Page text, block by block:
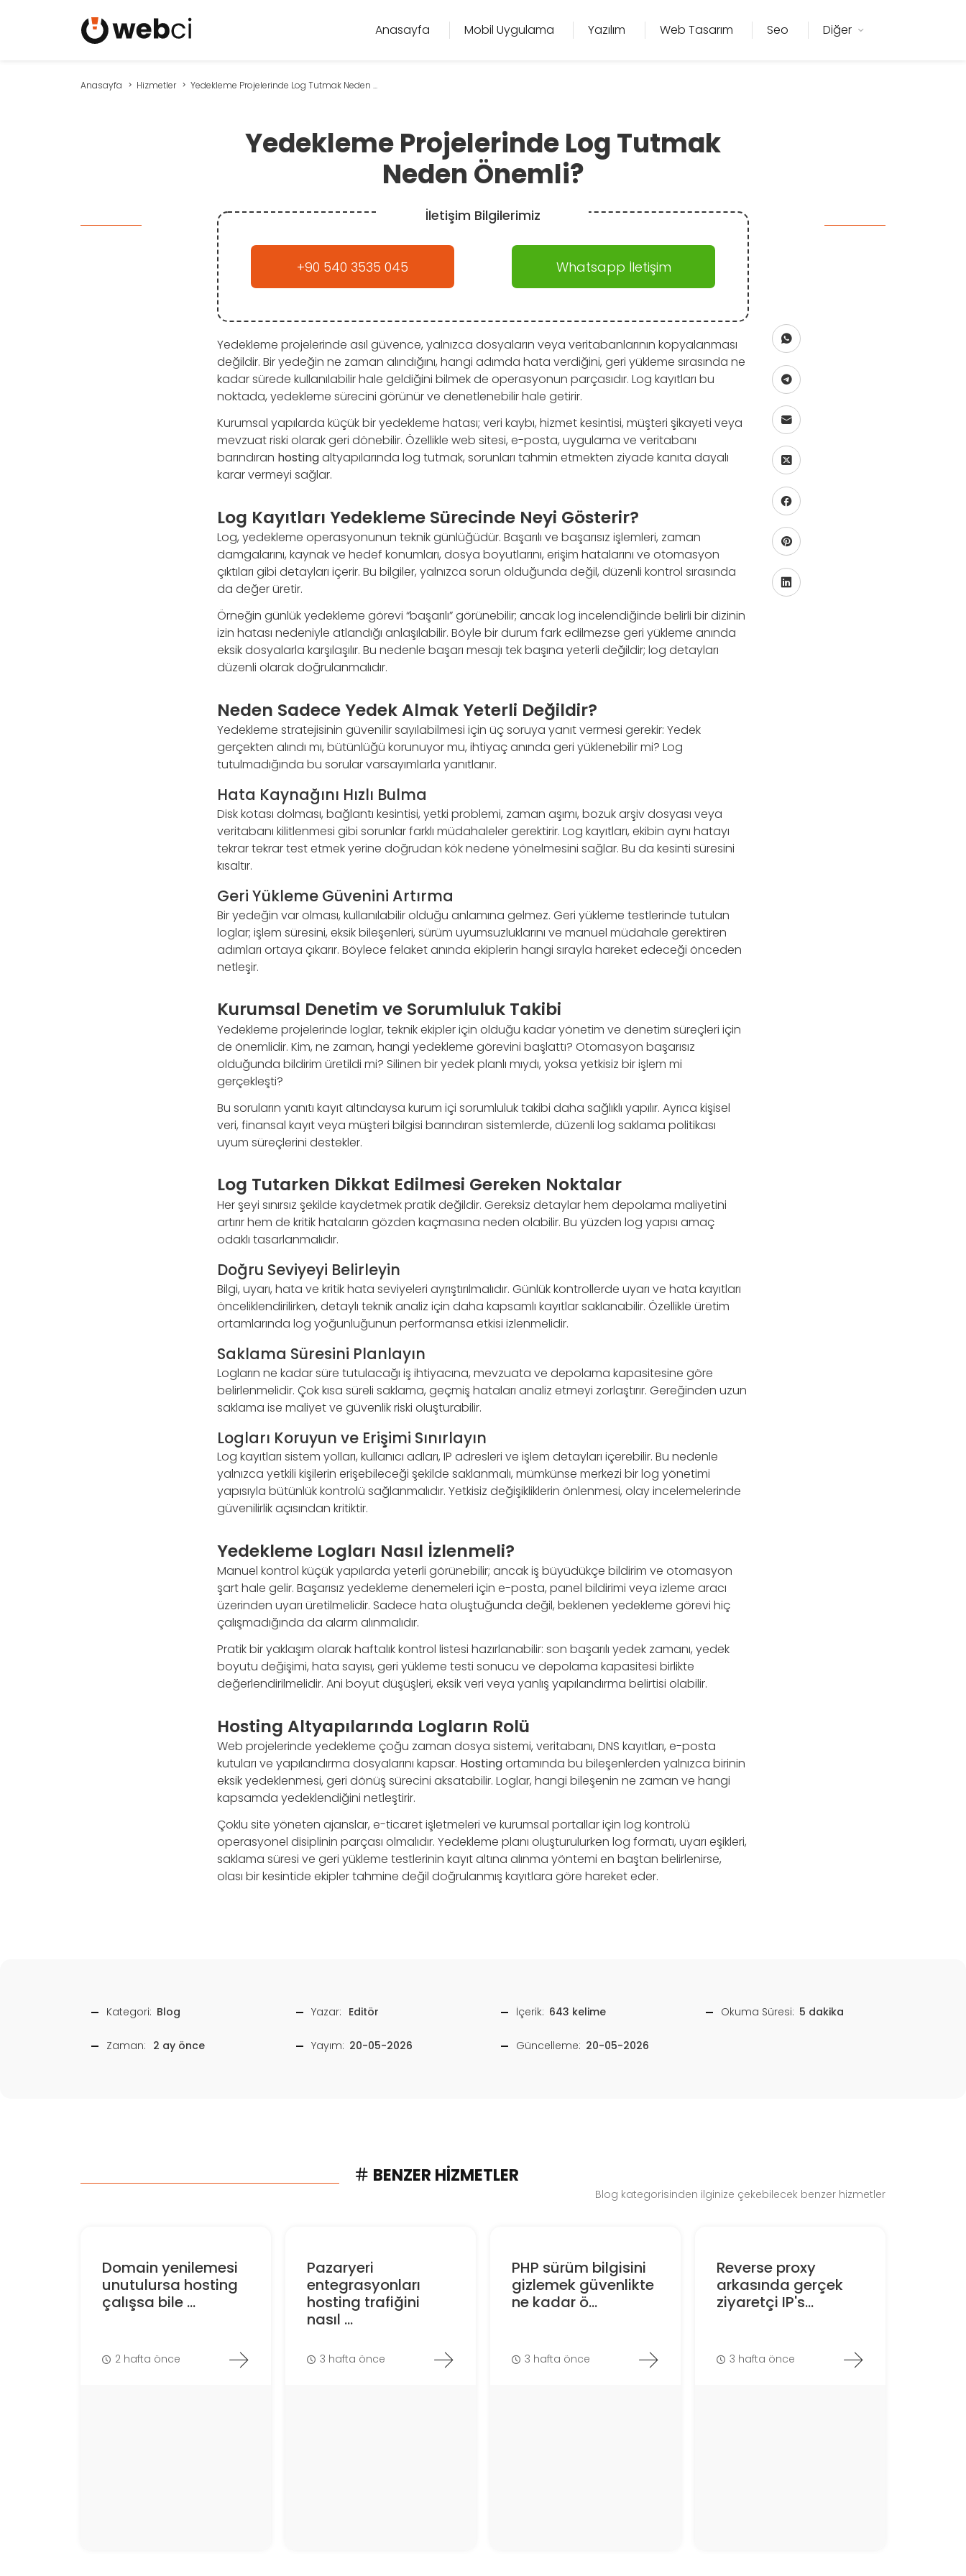
Anasayfa Mobil Uygulama Yazılım Web Tasarım Seo Diğer
Anasayfa Hizmetler Yedekleme Projelerinde Log Tutmak Neden ...
Yedekleme Projelerinde Log Tutmak
Neden Önemli?
İletişim Bilgilerimiz
+90 540 3535 045 Whatsapp İletişim
Yedekleme projelerinde asıl güvence, yalnızca dosyaların veya veritabanlarının kopyalanması
değildir. Bir yedeğin ne zaman alındığını, hangi adımda hata verdiğini, geri yükleme sırasında ne
kadar sürede kullanılabilir hale geldiğini bilmek de operasyonun parçasıdır. Log kayıtları bu
noktada, yedekleme sürecini görünür ve denetlenebilir hale getirir.
Kurumsal yapılarda küçük bir yedekleme hatası; veri kaybı, hizmet kesintisi, müşteri şikayeti veya
mevzuat riski olarak geri dönebilir. Özellikle web sitesi, e-posta, uygulama ve veritabanı
barındıran hostingaltyapılarında log tutmak, sorunları tahmin etmekten ziyade kanıta dayalı
karar vermeyi sağlar.
Log Kayıtları Yedekleme Sürecinde Neyi Gösterir?
Log, yedekleme operasyonunun teknik günlüğüdür. Başarılı ve başarısız işlemleri, zaman
damgalarını, kaynak ve hedef konumları, dosya boyutlarını, erişim hatalarını ve otomasyon
çıktıları gibi detayları içerir. Bu bilgiler, yalnızca sorun olduğunda değil, düzenli kontrol sırasında
da değer üretir.
Örneğin günlük yedekleme görevi “başarılı” görünebilir; ancak log incelendiğinde belirli bir dizinin
izin hatası nedeniyle atlandığı anlaşılabilir. Böyle bir durum fark edilmezse geri yükleme anında
eksik dosyalarla karşılaşılır. Bu nedenle başarı mesajı tek başına yeterli değildir; log detayları
düzenli olarak doğrulanmalıdır.
Neden Sadece Yedek Almak Yeterli Değildir?
Yedekleme stratejisinin güvenilir sayılabilmesi için üç soruya yanıt vermesi gerekir: Yedek
gerçekten alındı mı, bütünlüğü korunuyor mu, ihtiyaç anında geri yüklenebilir mi? Log
tutulmadığında bu sorular varsayımlarla yanıtlanır.
Hata Kaynağını Hızlı Bulma
Disk kotası dolması, bağlantı kesintisi, yetki problemi, zaman aşımı, bozuk arşiv dosyası veya
veritabanı kilitlenmesi gibi sorunlar farklı müdahaleler gerektirir. Log kayıtları, ekibin aynı hatayı
tekrar tekrar test etmek yerine doğrudan kök nedene yönelmesini sağlar. Bu da kesinti süresini
kısaltır.
Geri Yükleme Güvenini Artırma
Bir yedeğin var olması, kullanılabilir olduğu anlamına gelmez. Geri yükleme testlerinde tutulan
loglar; işlem süresini, eksik bileşenleri, sürüm uyumsuzluklarını ve manuel müdahale gerektiren
adımları ortaya çıkarır. Böylece felaket anında ekiplerin hangi sırayla hareket edeceği önceden
netleşir.
Kurumsal Denetim ve Sorumluluk Takibi
Yedekleme projelerinde loglar, teknik ekipler için olduğu kadar yönetim ve denetim süreçleri için
de önemlidir. Kim, ne zaman, hangi yedekleme görevini başlattı? Otomasyon başarısız
olduğunda bildirim üretildi mi? Silinen bir yedek planlı mıydı, yoksa yetkisiz bir işlem mi
gerçekleşti?
Bu soruların yanıtı kayıt altındaysa kurum içi sorumluluk takibi daha sağlıklı yapılır. Ayrıca kişisel
veri, finansal kayıt veya müşteri bilgisi barındıran sistemlerde, düzenli log saklama politikası
uyum süreçlerini destekler.
Log Tutarken Dikkat Edilmesi Gereken Noktalar
Her şeyi sınırsız şekilde kaydetmek pratik değildir. Gereksiz detaylar hem depolama maliyetini
artırır hem de kritik hataların gözden kaçmasına neden olabilir. Bu yüzden log yapısı amaç
odaklı tasarlanmalıdır.
Doğru Seviyeyi Belirleyin
Bilgi, uyarı, hata ve kritik hata seviyeleri ayrıştırılmalıdır. Günlük kontrollerde uyarı ve hata kayıtları
önceliklendirilirken, detaylı teknik analiz için daha kapsamlı kayıtlar saklanabilir. Özellikle üretim
ortamlarında log yoğunluğunun performansa etkisi izlenmelidir.
Saklama Süresini Planlayın
Logların ne kadar süre tutulacağı iş ihtiyacına, mevzuata ve depolama kapasitesine göre
belirlenmelidir. Çok kısa süreli saklama, geçmiş hataları analiz etmeyi zorlaştırır. Gereğinden uzun
saklama ise maliyet ve güvenlik riski oluşturabilir.
Logları Koruyun ve Erişimi Sınırlayın
Log kayıtları sistem yolları, kullanıcı adları, IP adresleri ve işlem detayları içerebilir. Bu nedenle
yalnızca yetkili kişilerin erişebileceği şekilde saklanmalı, mümkünse merkezi bir log yönetimi
yapısıyla bütünlük kontrolü sağlanmalıdır. Yetkisiz değişikliklerin önlenmesi, olay incelemelerinde
güvenilirlik açısından kritiktir.
Yedekleme Logları Nasıl İzlenmeli?
Manuel kontrol küçük yapılarda yeterli görünebilir; ancak iş büyüdükçe bildirim ve otomasyon
şart hale gelir. Başarısız yedekleme denemeleri için e-posta, panel bildirimi veya izleme aracı
üzerinden uyarı üretilmelidir. Sadece hata oluştuğunda değil, beklenen yedekleme görevi hiç
çalışmadığında da alarm alınmalıdır.
Pratik bir yaklaşım olarak haftalık kontrol listesi hazırlanabilir: son başarılı yedek zamanı, yedek
boyutu değişimi, hata sayısı, geri yükleme testi sonucu ve depolama kapasitesi birlikte
değerlendirilmelidir. Ani boyut düşüşleri, eksik veri veya yanlış yapılandırma belirtisi olabilir.
Hosting Altyapılarında Logların Rolü
Web projelerinde yedekleme çoğu zaman dosya sistemi, veritabanı, DNS kayıtları, e-posta
kutuları ve yapılandırma dosyalarını kapsar. Hostingortamında bu bileşenlerden yalnızca birinin
eksik yedeklenmesi, geri dönüş sürecini aksatabilir. Loglar, hangi bileşenin ne zaman ve hangi
kapsamda yedeklendiğini netleştirir.
Çoklu site yöneten ajanslar, e-ticaret işletmeleri ve kurumsal portallar için log kontrolü
operasyonel disiplinin parçası olmalıdır. Yedekleme planı oluşturulurken log formatı, uyarı eşikleri,
saklama süresi ve geri yükleme testlerinin kayıt altına alınma yöntemi en baştan belirlenirse,
olası bir kesintide ekipler tahmine değil doğrulanmış kayıtlara göre hareket eder.
Kategori: Blog Yazar: Editör İçerik: 643 kelime Okuma Süresi: 5 dakika
Zaman: 2 ay önce Yayım: 20-05-2026 Güncelleme: 20-05-2026
BENZER HIZMETLER
Blog kategorisinden ilginize çekebilecek benzer hizmetler
Domain yenilemesi
unutulursa hosting
çalışsa bile ...
2 hafta önce
Pazaryeri
entegrasyonları
hosting trafiğini
nasıl ...
3 hafta önce
PHP sürüm bilgisini
gizlemek güvenlikte
ne kadar ö...
3 hafta önce
Reverse proxy
arkasında gerçek
ziyaretçi IP's...
3 hafta önce